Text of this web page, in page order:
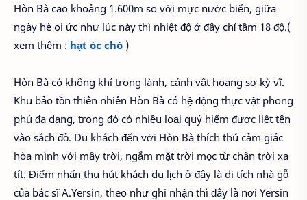
Hòn Bà cao khoảng 1.600m so với mực nước biển, giữa
ngày hè oi ức như lúc này thì nhiệt độ ở đây chỉ tầm 18 độ.(
xem thêm : hạt óc chó )
Hòn Bà có không khí trong lành, cảnh vật hoang sơ kỳ vĩ.
Khu bảo tồn thiên nhiên Hòn Bà có hệ động thực vật phong
phú đa dạng, trong đó có nhiều loại quý hiếm được liệt tên
vào sách đỏ. Du khách đến với Hòn Bà thích thú cảm giác
hòa mình với mây trời, ngắm mặt trời mọc từ chân trời xa
tít. Điểm nhấn thu hút khách du lịch ở đây là di tích nhà gỗ
của bác sĩ A.Yersin, theo như ghi nhận thì đây là nơi Yersin